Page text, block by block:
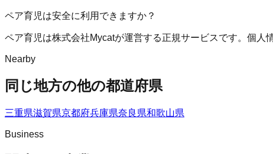
ペア育児は安全に利用できますか？
ペア育児は株式会社Mycatが運営する正規サービスです。個人
Nearby
同じ地方の他の都道府県
三重県滋賀県京都府兵庫県奈良県和歌山県
Business